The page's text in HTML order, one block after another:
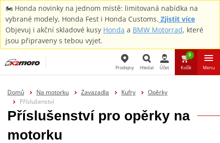
🏍️ Honda novinky na jednom místě: limitovaná nabídka na
vybrané modely, Honda Fest i Honda Customs. Zjistit více
Objevuj i akční skladové kusy Honda a BMW Motorrad, které
jsou připraveny s tebou vyjet.
Prodejny Hledat Účet
0
Košík Menu
Domů Na motorku Zavazadla Kufry
Opěrky
Příslušenství
Příslušenství pro opěrky na
motorku